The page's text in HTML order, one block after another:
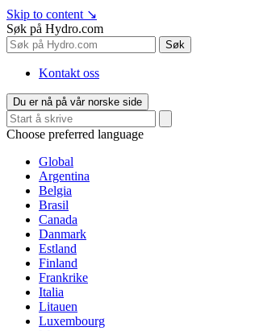
Skip to content ↘
Søk på Hydro.com
Søk
Kontakt oss
Du er nå på vår norske side
Choose preferred language
Global
Argentina
Belgia
Brasil
Canada
Danmark
Estland
Finland
Frankrike
Italia
Litauen
Luxembourg